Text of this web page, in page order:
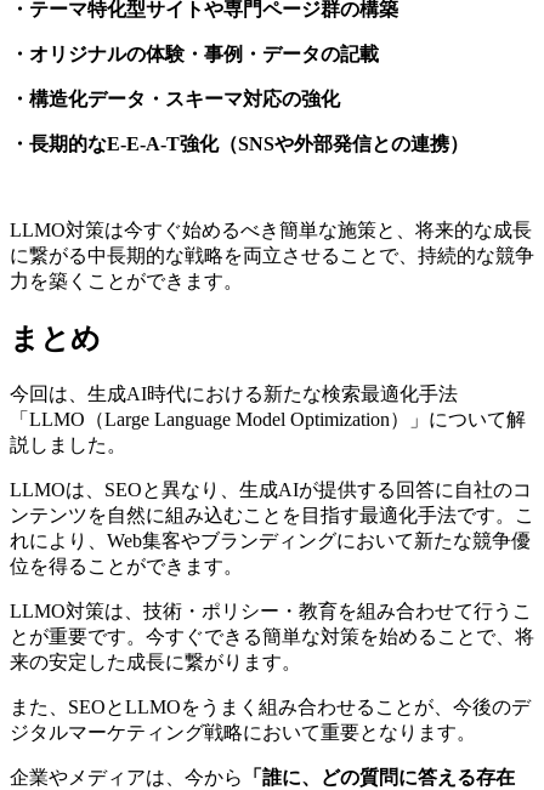
・テーマ特化型サイトや専門ページ群の構築
・オリジナルの体験・事例・データの記載
・構造化データ・スキーマ対応の強化
・長期的なE-E-A-T強化（SNSや外部発信との連携）
LLMO対策は今すぐ始めるべき簡単な施策と、将来的な成長
に繋がる中長期的な戦略を両立させることで、持続的な競争
力を築くことができます。
まとめ
今回は、生成AI時代における新たな検索最適化手法
「LLMO（Large Language Model Optimization）」について解
説しました。
LLMOは、SEOと異なり、生成AIが提供する回答に自社のコ
ンテンツを自然に組み込むことを目指す最適化手法です。こ
れにより、Web集客やブランディングにおいて新たな競争優
位を得ることができます。
LLMO対策は、技術・ポリシー・教育を組み合わせて行うこ
とが重要です。今すぐできる簡単な対策を始めることで、将
来の安定した成長に繋がります。
また、SEOとLLMOをうまく組み合わせることが、今後のデ
ジタルマーケティング戦略において重要となります。
企業やメディアは、今から
「誰に、どの質問に答える存在